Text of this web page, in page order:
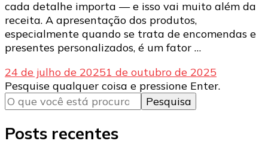
cada detalhe importa — e isso vai muito além da
receita. A apresentação dos produtos,
especialmente quando se trata de encomendas e
presentes personalizados, é um fator …
24 de julho de 20251 de outubro de 2025
Procurando
algo?
Pesquise qualquer coisa e pressione Enter.
Posts recentes